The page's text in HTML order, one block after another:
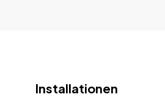
Installationen